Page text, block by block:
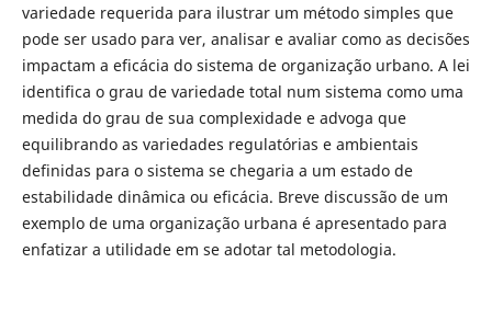
variedade requerida para ilustrar um método simples que
pode ser usado para ver, analisar e avaliar como as decisões
impactam a eficácia do sistema de organização urbano. A lei
identifica o grau de variedade total num sistema como uma
medida do grau de sua complexidade e advoga que
equilibrando as variedades regulatórias e ambientais
definidas para o sistema se chegaria a um estado de
estabilidade dinâmica ou eficácia. Breve discussão de um
exemplo de uma organização urbana é apresentado para
enfatizar a utilidade em se adotar tal metodologia.